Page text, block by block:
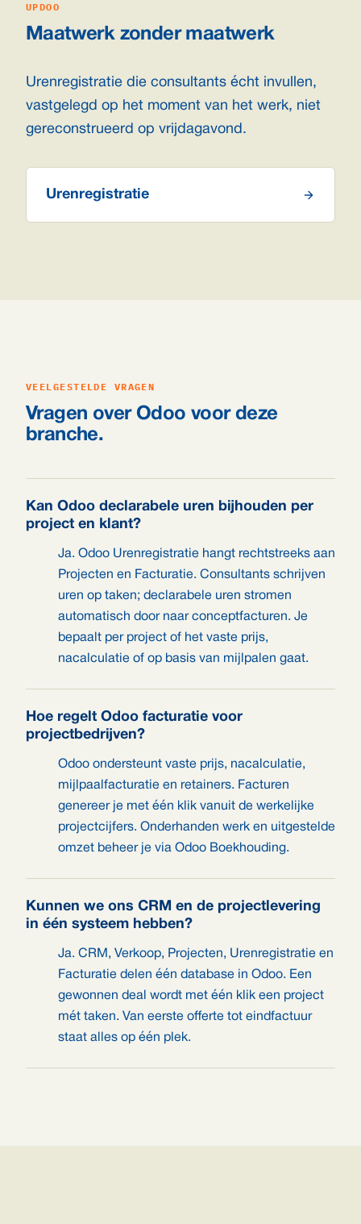
UPDOO
Maatwerk zonder maatwerk
Urenregistratie die consultants écht invullen,
vastgelegd op het moment van het werk, niet
gereconstrueerd op vrijdagavond.
Urenregistratie
VEELGESTELDE VRAGEN
Vragen over Odoo voor deze
branche.
Kan Odoo declarabele uren bijhouden per
project en klant?
Ja. Odoo Urenregistratie hangt rechtstreeks aan
Projecten en Facturatie. Consultants schrijven
uren op taken; declarabele uren stromen
automatisch door naar conceptfacturen. Je
bepaalt per project of het vaste prijs,
nacalculatie of op basis van mijlpalen gaat.
Hoe regelt Odoo facturatie voor
projectbedrijven?
Odoo ondersteunt vaste prijs, nacalculatie,
mijlpaalfacturatie en retainers. Facturen
genereer je met één klik vanuit de werkelijke
projectcijfers. Onderhanden werk en uitgestelde
omzet beheer je via Odoo Boekhouding.
Kunnen we ons CRM en de projectlevering
in één systeem hebben?
Ja. CRM, Verkoop, Projecten, Urenregistratie en
Facturatie delen één database in Odoo. Een
gewonnen deal wordt met één klik een project
mét taken. Van eerste offerte tot eindfactuur
staat alles op één plek.